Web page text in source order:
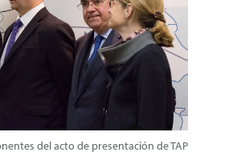
del acto de presentación de TAP